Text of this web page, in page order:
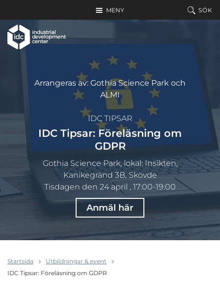
MENY SÖK
Arrangeras av: Gothia Science Park och
ALMI
IDC TIPSAR
IDC Tipsar: Föreläsning om
GDPR
Gothia Science Park, lokal: Insikten,
Kanikegränd 3B, Skövde
Tisdagen den 24 april , 17:00-19:00
Anmäl här
Startsida
Utbildningar & event
IDC Tipsar: Föreläsning om GDPR